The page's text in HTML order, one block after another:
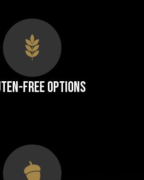
Free Options